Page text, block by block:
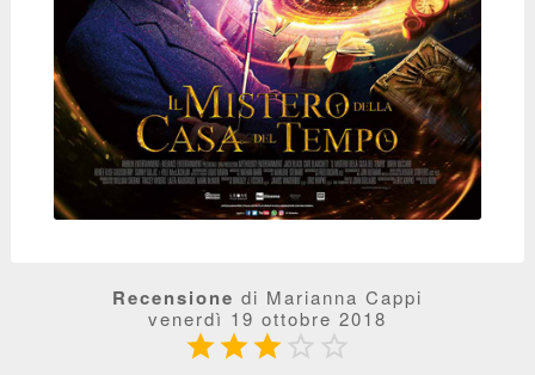
Recensione di Marianna Cappi
venerdì 19 ottobre 2018
  